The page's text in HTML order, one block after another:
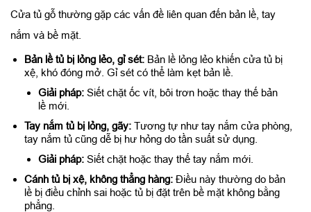
Cửa tủ gỗ thường gặp các vấn đề liên quan đến bản lề, tay
nắm và bề mặt.
Bản lề tủ bị lỏng lẻo, gỉ sét: Bản lề lỏng lẻo khiến cửa tủ bị
xệ, khó đóng mở. Gỉ sét có thể làm kẹt bản lề.
Giải pháp: Siết chặt ốc vít, bôi trơn hoặc thay thế bản
lề mới.
Tay nắm tủ bị lỏng, gãy: Tương tự như tay nắm cửa phòng,
tay nắm tủ cũng dễ bị hư hỏng do tần suất sử dụng.
Giải pháp: Siết chặt hoặc thay thế tay nắm mới.
Cánh tủ bị xệ, không thẳng hàng: Điều này thường do bản
lề bị điều chỉnh sai hoặc tủ bị đặt trên bề mặt không bằng
phẳng.